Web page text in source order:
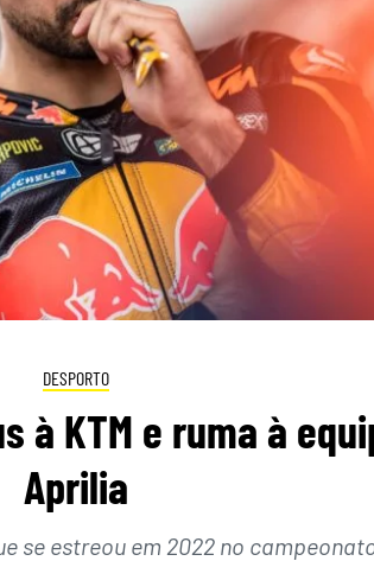
DESPORTO
à KTM e ruma à
Aprilia
se estreou em 2022 no